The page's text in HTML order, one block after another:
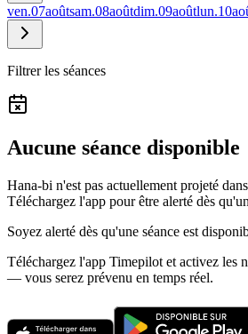
ven.07aoûtsam.08aoûtdim.09aoûtlun.10
Filtrer les séances
Aucune séance disponible
Hana-bi n'est pas actuellement projeté
Téléchargez l'app pour être alerté dès
Soyez alerté dès qu'une séance est
Téléchargez l'app Timepilot et activez les
— vous serez prévenu en temps réel.